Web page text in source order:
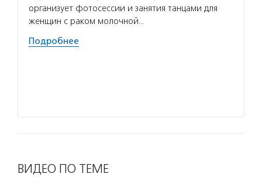
организует фотосессии и занятия танцами для
женщин с раком молочной…
Подробнее
ВИДЕО ПО ТЕМЕ